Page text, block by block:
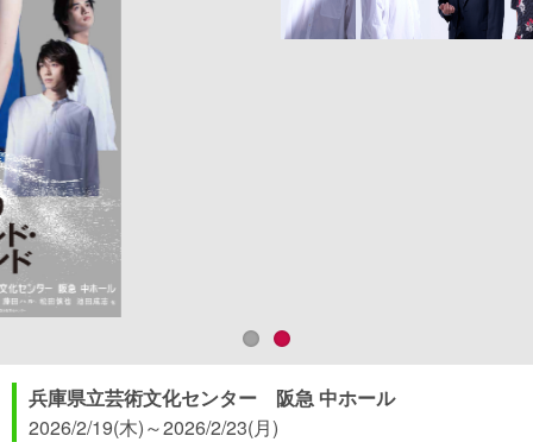
兵庫県立芸術文化センター 阪急 中ホール
2026/2/19(木)～2026/2/23(月)